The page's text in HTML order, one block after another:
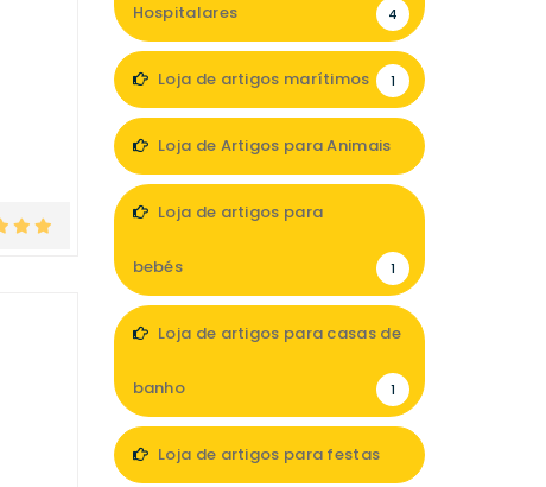
Hospitalares 4
Loja de artigos marítimos 1
Loja de Artigos para Animais
Loja de artigos para
bebés 1
Loja de artigos para casas de
banho 1
Loja de artigos para festas